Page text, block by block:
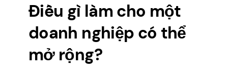
Điều gì làm cho một
doanh nghiệp có thể
mở rộng?